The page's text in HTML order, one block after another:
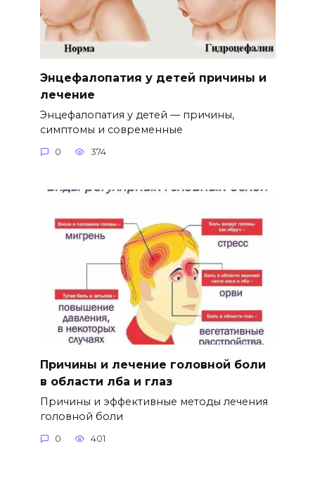
Энцефалопатия у детей причины и
лечение
Энцефалопатия у детей — причины,
симптомы и современные
0 374
Причины и лечение головной боли
в области лба и глаз
Причины и эффективные методы лечения
головной боли
0 401